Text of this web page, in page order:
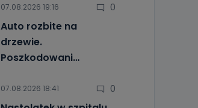
07.08.2026 19:16 0
Auto rozbite na
drzewie.
Poszkodowani…
07.08.2026 18:41 0